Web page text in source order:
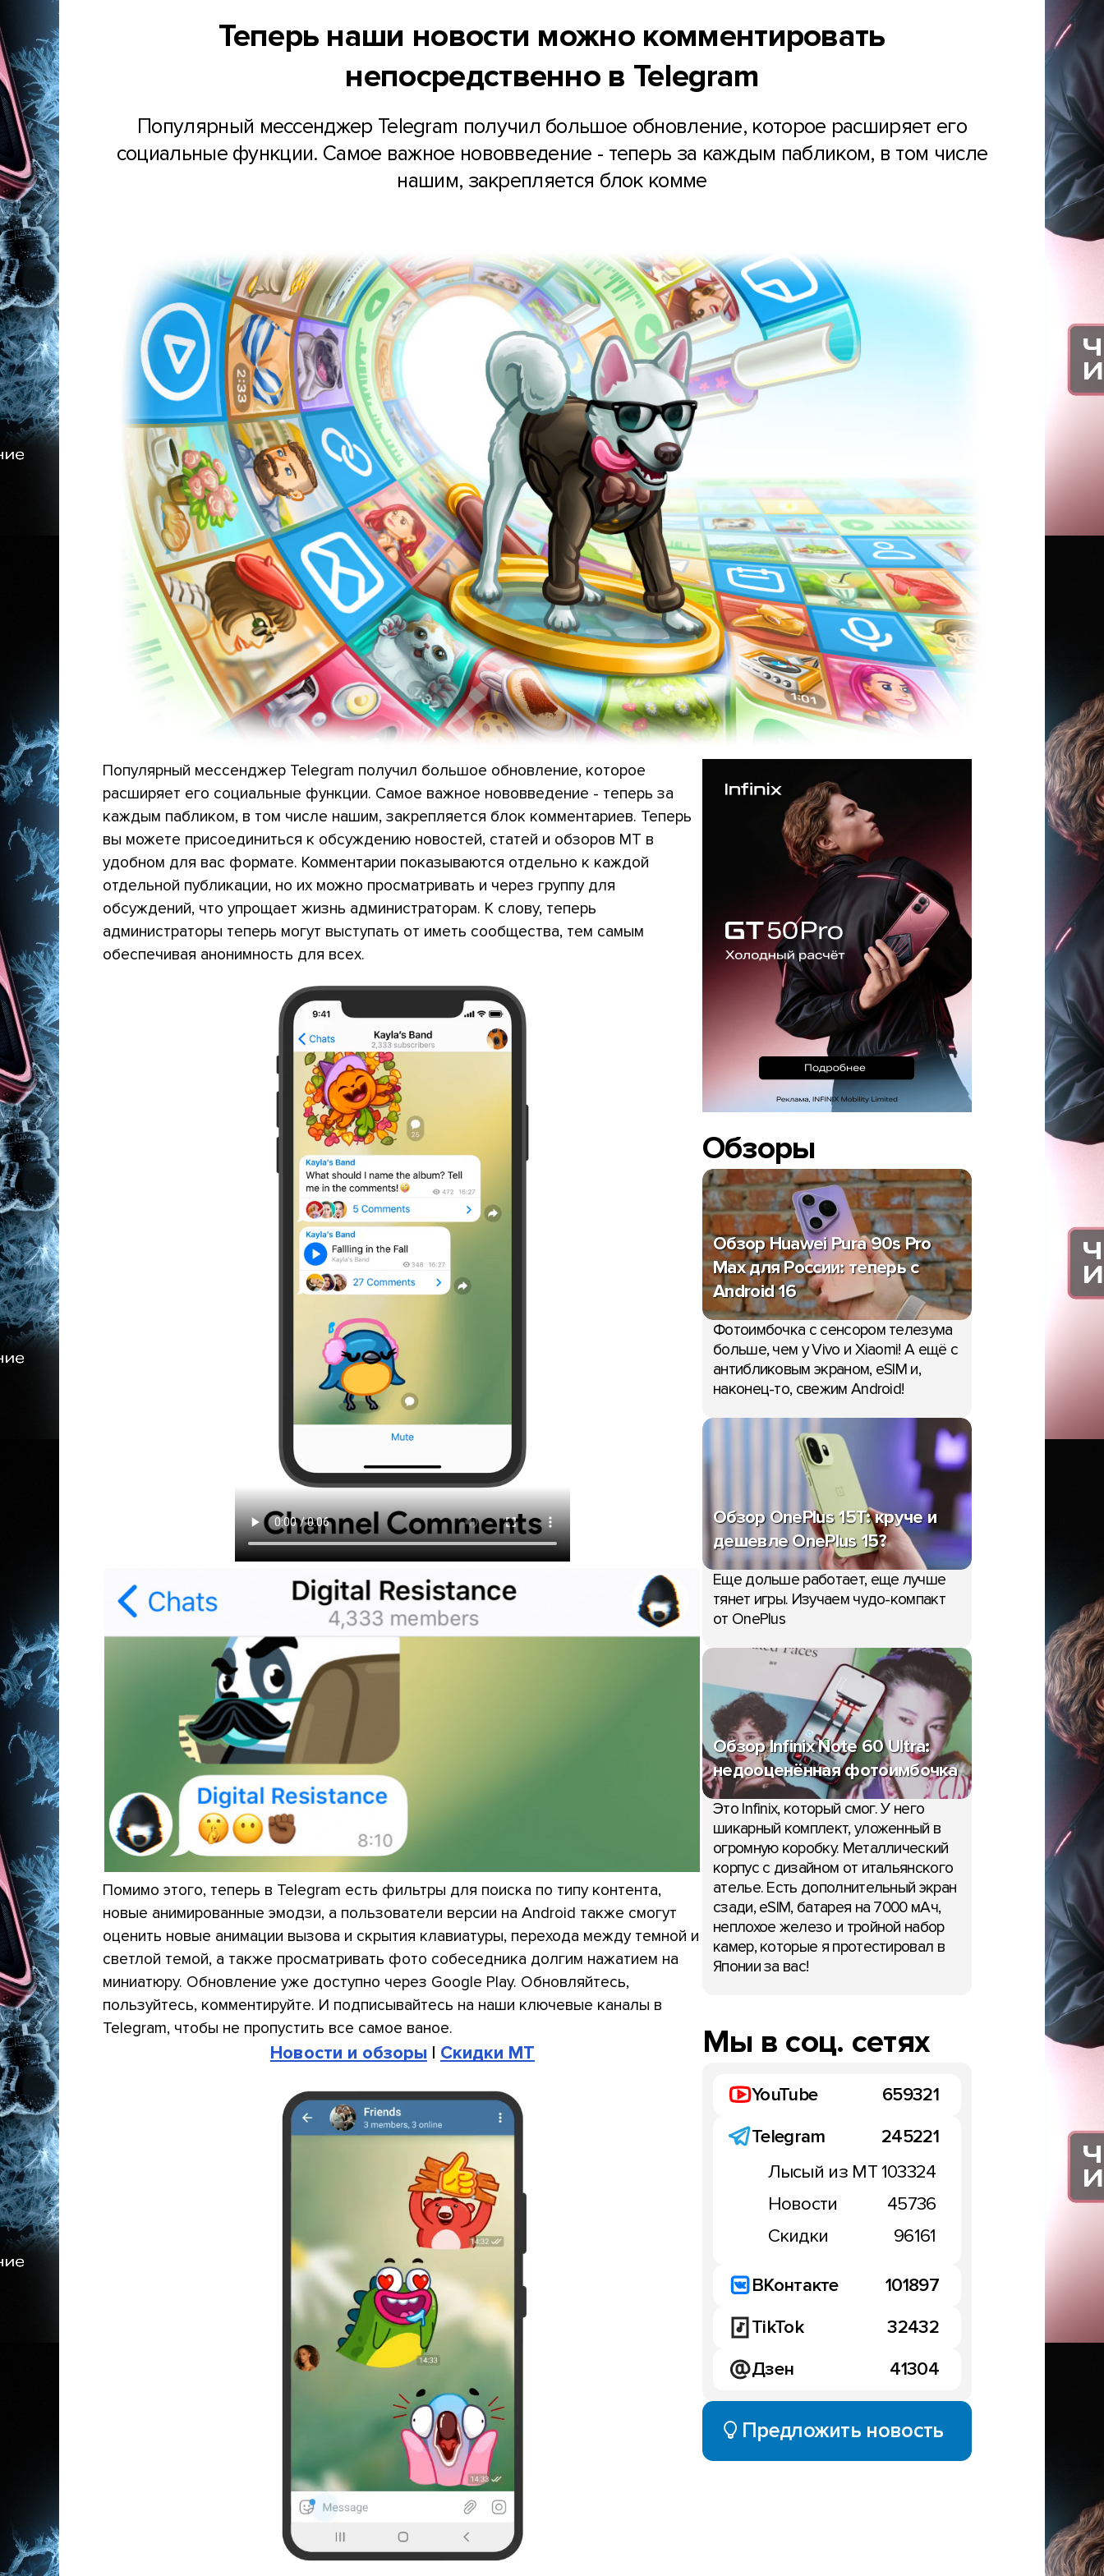
Теперь наши новости можно комментировать
непосредственно в Telegram
Популярный мессенджер Telegram получил большое обновление, которое расширяет его
социальные функции. Самое важное нововведение - теперь за каждым пабликом, в том числе
нашим, закрепляется блок комме
Популярный мессенджер Telegram получил большое обновление, которое
расширяет его социальные функции. Самое важное нововведение - теперь за
каждым пабликом, в том числе нашим, закрепляется блок комментариев. Теперь
вы можете присоединиться к обсуждению новостей, статей и обзоров МТ в
удобном для вас формате. Комментарии показываются отдельно к каждой
отдельной публикации, но их можно просматривать и через группу для
обсуждений, что упрощает жизнь администраторам. К слову, теперь
администраторы теперь могут выступать от иметь сообщества, тем самым
обеспечивая анонимность для всех.
Помимо этого, теперь в Telegram есть фильтры для поиска по типу контента,
новые анимированные эмодзи, а пользователи версии на Android также смогут
оценить новые анимации вызова и скрытия клавиатуры, перехода между темной и
светлой темой, а также просматривать фото собеседника долгим нажатием на
миниатюру. Обновление уже доступно через Google Play. Обновляйтесь,
пользуйтесь, комментируйте. И подписывайтесь на наши ключевые каналы в
Telegram, чтобы не пропустить все самое ваное.
Новости и обзоры | Скидки МТ
Обзоры
Обзор Huawei Pura 90s Pro
Max для России: теперь с
Android 16
Фотоимбочка с сенсором телезума
больше, чем у Vivo и Xiaomi! А ещё с
антибликовым экраном, eSIM и,
наконец-то, свежим Android!
Обзор OnePlus 15T: круче и
дешевле OnePlus 15?
Еще дольше работает, еще лучше
тянет игры. Изучаем чудо-компакт
от OnePlus
Обзор Infinix Note 60 Ultra:
недооценённая фотоимбочка
Это Infinix, который смог. У него
шикарный комплект, уложенный в
огромную коробку. Металлический
корпус с дизайном от итальянского
ателье. Есть дополнительный экран
сзади, eSIM, батарея на 7000 мАч,
неплохое железо и тройной набор
камер, которые я протестировал в
Японии за вас!
Мы в соц. сетях
YouTube
659321
Telegram
245221
Лысый из МТ103324
Новости
45736
Скидки
96161
ВКонтакте
101897
TikTok
32432
Дзен
41304
Предложить новость